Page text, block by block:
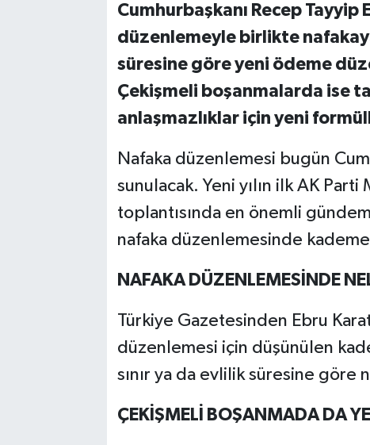
Cumhurbaşkanı Recep
düzenlemeyle birlikte
süresine göre yeni ödeme
Çekişmeli boşanmalarda ise
anlaşmazlıklar için yeni
Nafaka düzenlemesi bugün
sunulacak. Yeni yılın ilk AK
toplantısında en önemli
nafaka düzenlemesinde
NAFAKA DÜZENLEMESİNDE
Türkiye Gazetesinden Ebru
düzenlemesi için düşünülen
sınır ya da evlilik süresine göre
ÇEKİŞMELİ BOŞANMADA DA